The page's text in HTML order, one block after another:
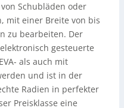
Schubläden oder
mit einer Breite von bis
zu bearbeiten. Der
gesteuerte
als auch mit
und ist in der
Radien in perfekter
Preisklasse eine